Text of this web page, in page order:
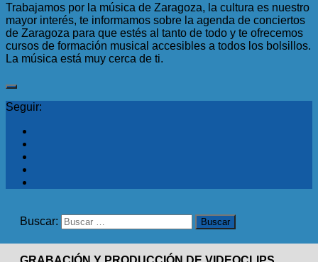
Trabajamos por la música de Zaragoza, la cultura es nuestro
mayor interés, te informamos sobre la agenda de conciertos
de Zaragoza para que estés al tanto de todo y te ofrecemos
cursos de formación musical accesibles a todos los bolsillos.
La música está muy cerca de ti.
Seguir:
Buscar: